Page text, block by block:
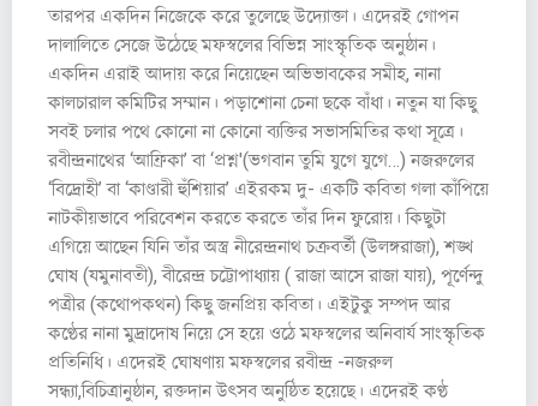
তারপর একদিন নিজেকে করে তুলেছে উদ্যোক্তা। এদেরই গোপন
দালালিতে সেজে উঠেছে মফস্বলের বিভিন্ন সাংস্কৃতিক অনুষ্ঠান।
একদিন এরাই আদায় করে নিয়েছেন অভিভাবকের সমীহ, নানা
কালচারাল কমিটির সম্মান। পড়াশোনা চেনা ছকে বাঁধা। নতুন যা কিছু
সবই চলার পথে কোনো না কোনো ব্যক্তির সভাসমিতির কথা সূত্রে।
রবীন্দ্রনাথের ‘আফ্রিকা’ বা ‘প্রশ্ন'(ভগবান তুমি যুগে যুগে…) নজরুলের
‘বিদ্রোহী’ বা ‘কাণ্ডারী হুঁশিয়ার’ এইরকম দু- একটি কবিতা গলা কাঁপিয়ে
নাটকীয়ভাবে পরিবেশন করতে করতে তাঁর দিন ফুরোয়। কিছুটা
এগিয়ে আছেন যিনি তাঁর অস্ত্র নীরেন্দ্রনাথ চক্রবর্তী (উলঙ্গরাজা), শঙ্খ
ঘোষ (যমুনাবতী), বীরেন্দ্র চট্টোপাধ্যায় ( রাজা আসে রাজা যায়), পূর্ণেন্দু
পত্রীর (কথোপকথন) কিছু জনপ্রিয় কবিতা। এইটুকু সম্পদ আর
কণ্ঠের নানা মুদ্রাদোষ নিয়ে সে হয়ে ওঠে মফস্বলের অনিবার্য সাংস্কৃতিক
প্রতিনিধি। এদেরই ঘোষণায় মফস্বলের রবীন্দ্র -নজরুল
সন্ধ্যা,বিচিত্রানুষ্ঠান, রক্তদান উৎসব অনুষ্ঠিত হয়েছে। এদেরই কণ্ঠ